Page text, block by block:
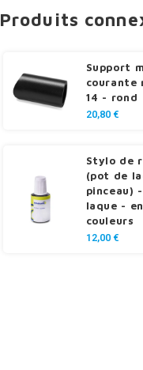
Produits
Support
courante
14 - rond
20,80 €
Stylo de
(pot de
pinceau)
laque -
couleurs
12,00 €